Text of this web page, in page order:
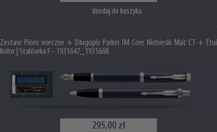
doodaj do koszyka
Zestaw Pióro wieczne + Długopis Parker IM Core Niebieski Mat CT + Etui
Kolor | Stalówka F - 1931647_1931668
295,00 zł